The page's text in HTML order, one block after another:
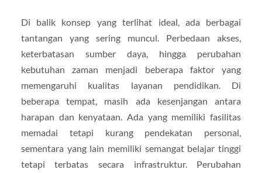
Di balik konsep yang terlihat ideal, ada berbagai
tantangan yang sering muncul. Perbedaan akses,
keterbatasan sumber daya, hingga perubahan
kebutuhan zaman menjadi beberapa faktor yang
memengaruhi kualitas layanan pendidikan. Di
beberapa tempat, masih ada kesenjangan antara
harapan dan kenyataan. Ada yang memiliki fasilitas
memadai tetapi kurang pendekatan personal,
sementara yang lain memiliki semangat belajar tinggi
tetapi terbatas secara infrastruktur. Perubahan